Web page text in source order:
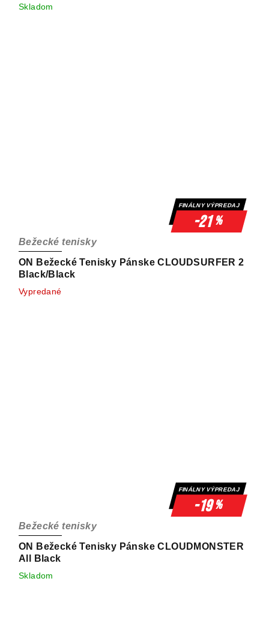
Skladom
FINÁLNY VÝPREDAJ
-21%
ON Bežecké Tenisky Pánske CLOUDSURFER 2
Black/Black
Bežecké tenisky
Vypredané
FINÁLNY VÝPREDAJ
-19%
ON Bežecké Tenisky Pánske CLOUDMONSTER
All Black
Bežecké tenisky
Skladom